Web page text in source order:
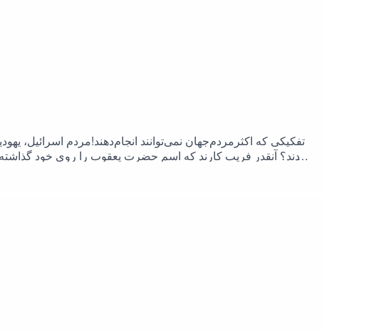
تفکیکی که اکثرمردم‌جهان نمی‌توانند انجام‌دهند!مردم اسرائیل،
کردند؟ آنقدر فریب کارند که اسم حضرت یعقوب را روی خود گذاشته